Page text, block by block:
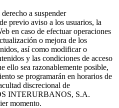
a suspender
previo aviso a los usuarios, la
en caso de efectuar operaciones
o mejora de los
así como modificar o
y las condiciones de acceso
ello sea razonablemente posible,
se programarán en horarios de
discrecional de
INTERURBANOS, S.A.
momento.